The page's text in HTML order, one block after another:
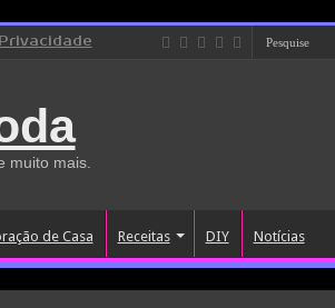
muito mais.
de Casa Receitas DIY Notícias